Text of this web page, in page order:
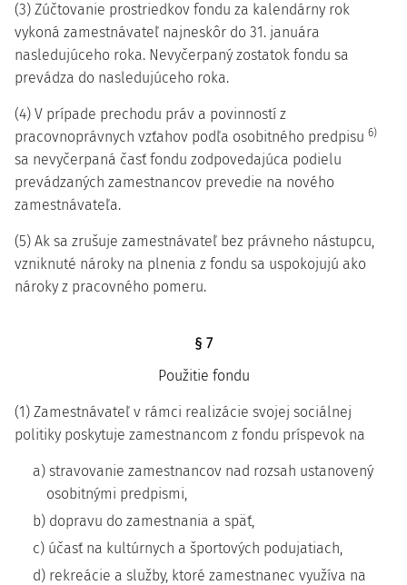
(3) Zúčtovanie prostriedkov fondu za kalendárny rok
vykoná zamestnávateľ najneskôr do 31. januára
nasledujúceho roka. Nevyčerpaný zostatok fondu sa
prevádza do nasledujúceho roka.
(4) V prípade prechodu práv a povinností z
pracovnoprávnych vzťahov podľa osobitného predpisu 6)
sa nevyčerpaná časť fondu zodpovedajúca podielu
prevádzaných zamestnancov prevedie na nového
zamestnávateľa.
(5) Ak sa zrušuje zamestnávateľ bez právneho nástupcu,
vzniknuté nároky na plnenia z fondu sa uspokojujú ako
nároky z pracovného pomeru.
§ 7
Použitie fondu
(1) Zamestnávateľ v rámci realizácie svojej sociálnej
politiky poskytuje zamestnancom z fondu príspevok na
a) stravovanie zamestnancov nad rozsah ustanovený
osobitnými predpismi,
b) dopravu do zamestnania a späť,
c) účasť na kultúrnych a športových podujatiach,
d) rekreácie a služby, ktoré zamestnanec využíva na